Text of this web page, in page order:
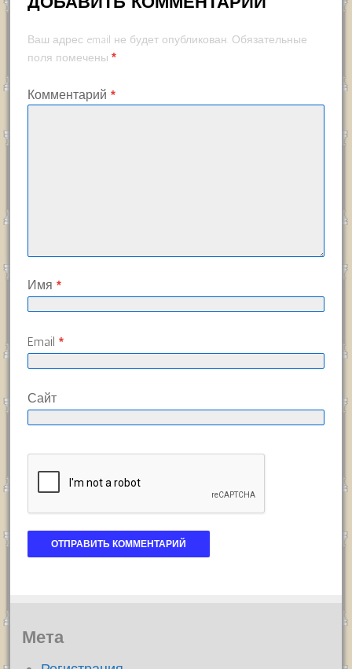
Ваш адрес email не будет опубликован. Обязательные
поля помечены *
Комментарий *
Имя *
Email *
Сайт
Мета